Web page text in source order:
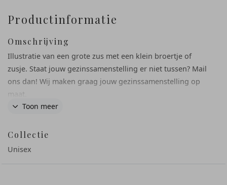
Productinformatie
Omschrijving
Illustratie van een grote zus met een klein broertje of
zusje. Staat jouw gezinssamenstelling er niet tussen? Mail
ons dan! Wij maken graag jouw gezinssamenstelling op
maat.
Toon meer
Collectie
Unisex